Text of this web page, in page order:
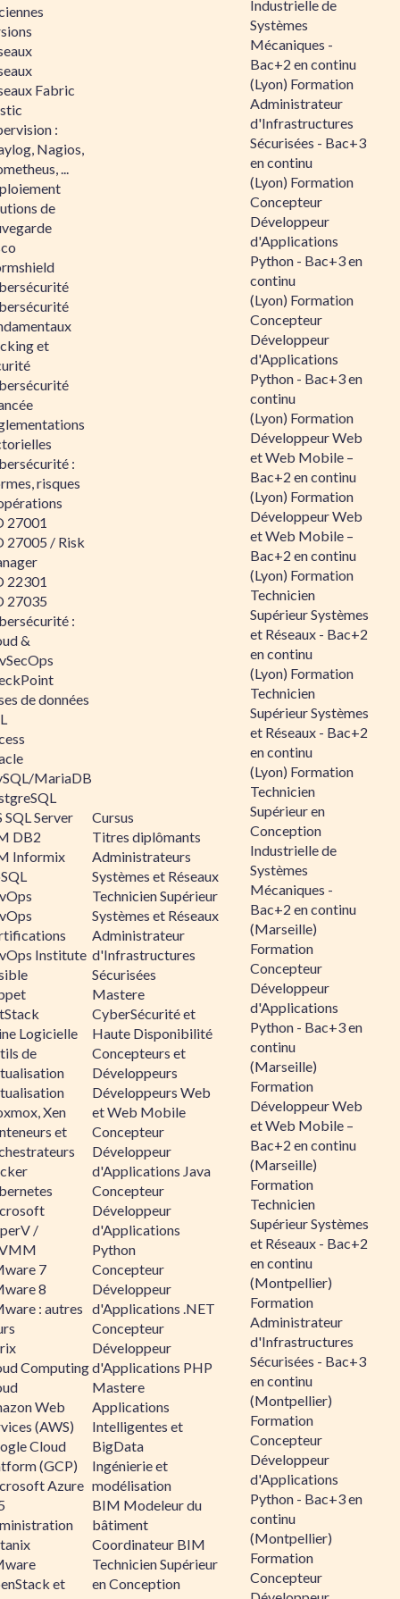
Fabric
:
Nagios,
...
de
et
:
risques
27001
27005 / Risk
22301
27035
:
&
de données
MariaDB
SQL Server
DB2
Informix
Institute
Logicielle
de
Xen
et
/
7
8
: autres
Computing
Web
(AWS)
Cloud
(GCP)
Azure
et
Cursus
Titres diplômants
Administrateurs
Systèmes et Réseaux
Technicien Supérieur
Systèmes et Réseaux
Administrateur
d'Infrastructures
Sécurisées
Mastere
CyberSécurité et
Haute Disponibilité
Concepteurs et
Développeurs
Développeurs Web
et Web Mobile
Concepteur
Développeur
d'Applications Java
Concepteur
Développeur
d'Applications
Python
Concepteur
Développeur
d'Applications .NET
Concepteur
Développeur
d'Applications PHP
Mastere
Applications
Intelligentes et
BigData
Ingénierie et
modélisation
BIM Modeleur du
bâtiment
Coordinateur BIM
Technicien Supérieur
en Conception
Industrielle de
Systèmes
Mécaniques -
Bac+2 en continu
(Lyon) Formation
Administrateur
d'Infrastructures
Sécurisées - Bac+3
en continu
(Lyon) Formation
Concepteur
Développeur
d'Applications
Python - Bac+3 en
continu
(Lyon) Formation
Concepteur
Développeur
d'Applications
Python - Bac+3 en
continu
(Lyon) Formation
Développeur Web
et Web Mobile –
Bac+2 en continu
(Lyon) Formation
Développeur Web
et Web Mobile –
Bac+2 en continu
(Lyon) Formation
Technicien
Supérieur Systèmes
et Réseaux - Bac+2
en continu
(Lyon) Formation
Technicien
Supérieur Systèmes
et Réseaux - Bac+2
en continu
(Lyon) Formation
Technicien
Supérieur en
Conception
Industrielle de
Systèmes
Mécaniques -
Bac+2 en continu
(Marseille)
Formation
Concepteur
Développeur
d'Applications
Python - Bac+3 en
continu
(Marseille)
Formation
Développeur Web
et Web Mobile –
Bac+2 en continu
(Marseille)
Formation
Technicien
Supérieur Systèmes
et Réseaux - Bac+2
en continu
(Montpellier)
Formation
Administrateur
d'Infrastructures
Sécurisées - Bac+3
en continu
(Montpellier)
Formation
Concepteur
Développeur
d'Applications
Python - Bac+3 en
continu
(Montpellier)
Formation
Concepteur